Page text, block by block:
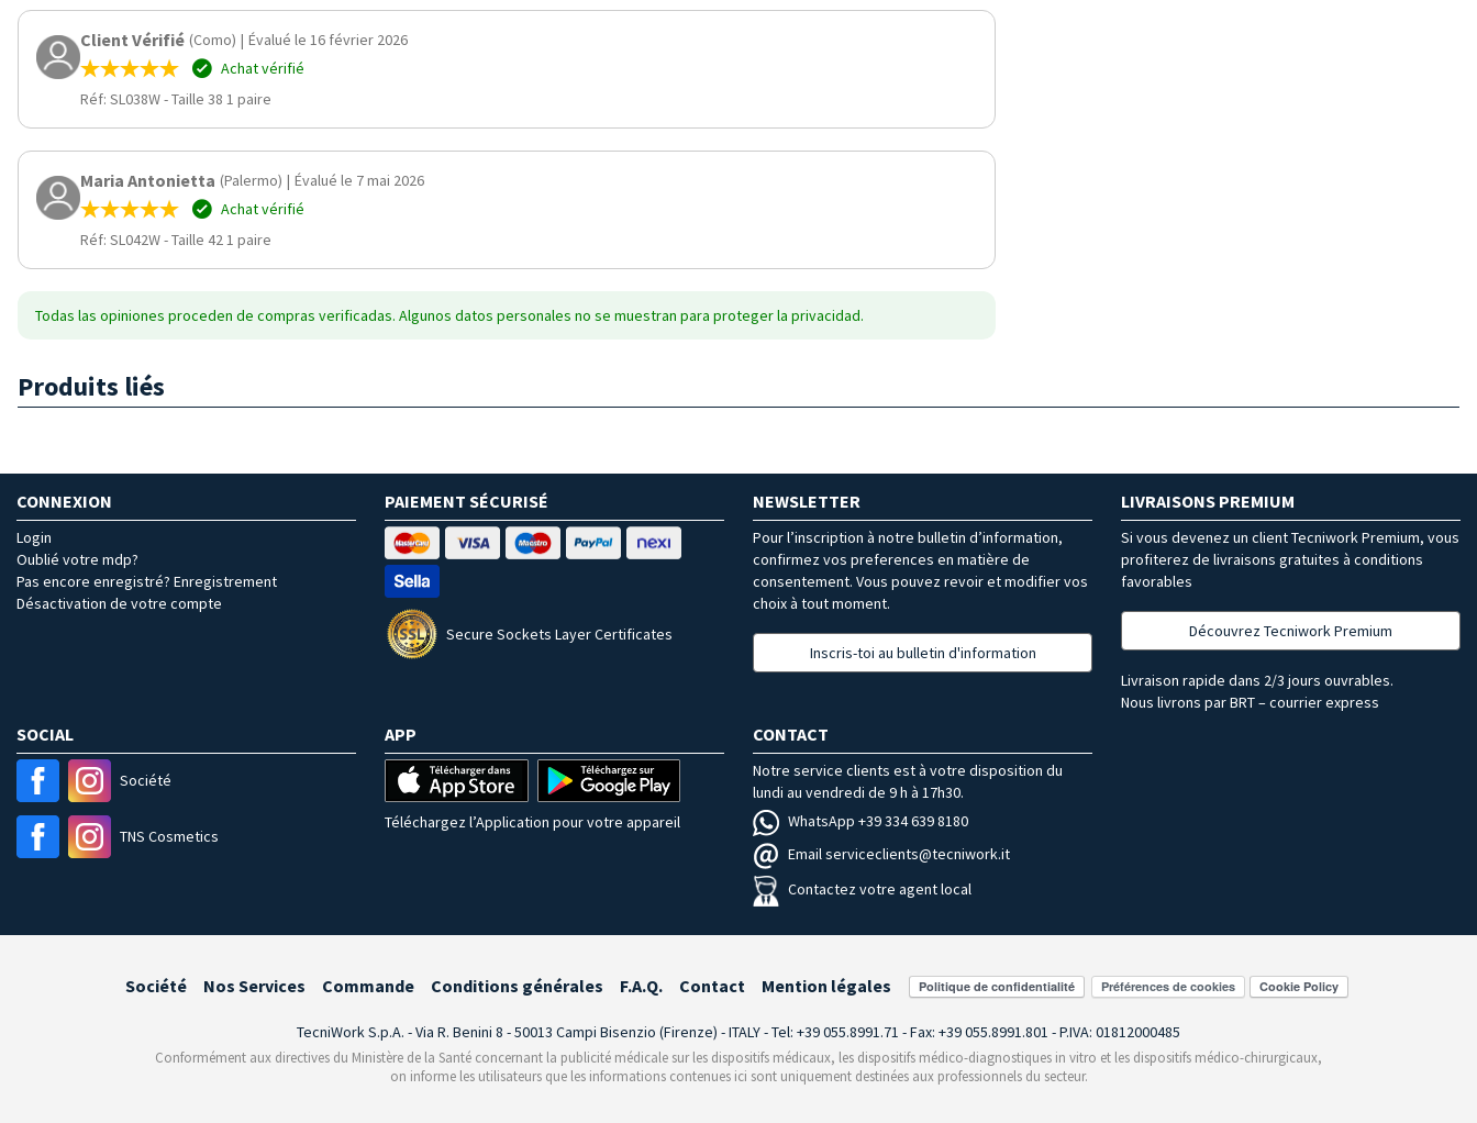
Client Vérifié (Como) | Évalué le 16 février 2026
Achat vérifié
Réf: SL038W-Taille 38 1 paire
Maria Antonietta (Palermo) | Évalué le 7 mai 2026
Achat vérifié
Réf: SL042W-Taille 42 1 paire
Todas las opiniones proceden de compras verificadas. Algunos datos personales no se muestran para proteger la privacidad.
Produits liés
CONNEXION
Login
Oublié votre mdp?
Pas encore enregistré? Enregistrement
Désactivation de votre compte
PAIEMENT SÉCURISÉ
Secure Sockets Layer Certificates
NEWSLETTER
Pour l’inscription à notre bulletin d’information,
confirmez vos preferences en matière de
consentement. Vous pouvez revoir et modifier vos
choix à tout moment.
Inscris-toi au bulletin d'information
LIVRAISONS PREMIUM
Si vous devenez un client Tecniwork Premium, vous
profiterez de livraisons gratuites à conditions
favorables
Découvrez Tecniwork Premium
Livraison rapide dans 2/3 jours ouvrables.
Nous livrons par BRT – courrier express
SOCIAL
Société
TNS Cosmetics
APP
Téléchargez l’Application pour votre appareil
CONTACT
Notre service clients est à votre disposition du
lundi au vendredi de 9 h à 17h30.
WhatsApp +39 334 639 8180
Email serviceclients@tecniwork.it
Contactez votre agent local
Société Nos Services Commande Conditions générales F.A.Q. Contact Mention légales Préférences de cookies
TecniWork S.p.A. - Via R. Benini 8 - 50013 Campi Bisenzio (Firenze) - ITALY - Tel: +39 055.8991.71 - Fax: +39 055.8991.801 - P.IVA: 01812000485
Conformément aux directives du Ministère de la Santé concernant la publicité médicale sur les dispositifs médicaux, les dispositifs médico-diagnostiques in vitro et les dispositifs médico-chirurgicaux,
on informe les utilisateurs que les informations contenues ici sont uniquement destinées aux professionnels du secteur.